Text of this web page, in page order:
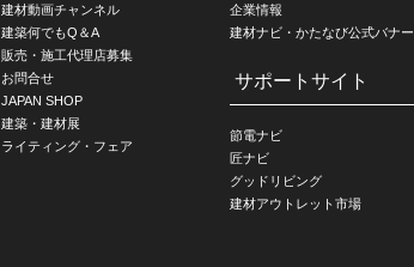
建材動画チャンネル
建築何でもQ＆A
販売・施工代理店募集
お問合せ
JAPAN SHOP
建築・建材展
ライティング・フェア
企業情報
建材ナビ・かたなび公式バナー
サポートサイト
節電ナビ
匠ナビ
グッドリビング
建材アウトレット市場